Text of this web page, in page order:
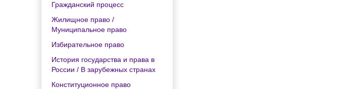
Гражданский процесс
Жилищное право /
Муниципальное право
Избирательное право
История государства и права в
России / В зарубежных странах
Конституционное право